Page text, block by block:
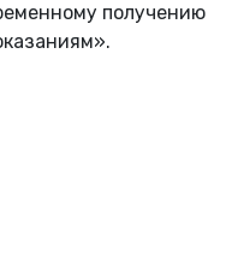
получению